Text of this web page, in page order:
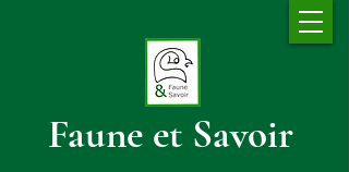
Faune et Savoir